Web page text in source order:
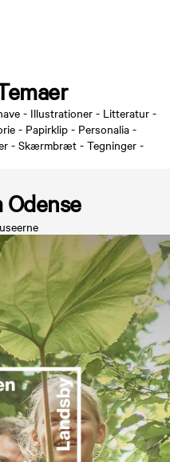
- Illustrationer - Litteratur -
- Papirklip - Personalia -
- Skærmbræt - Tegninger -
Odense